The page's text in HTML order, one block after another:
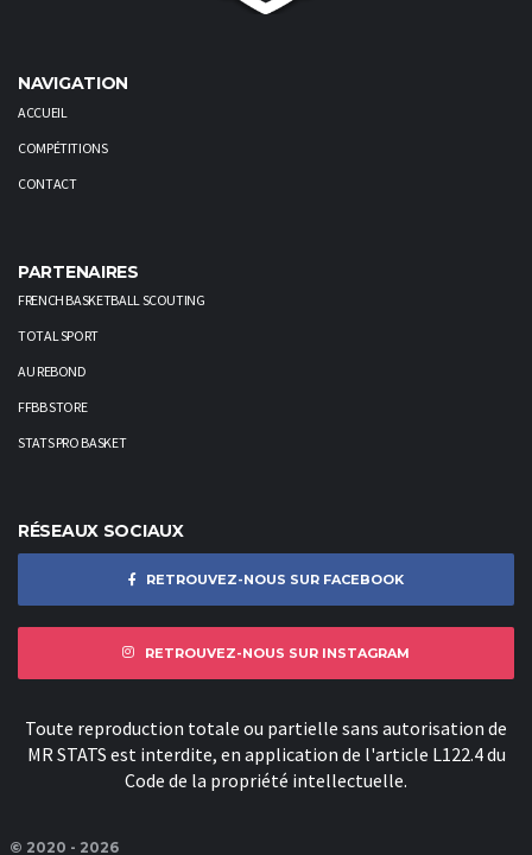
NAVIGATION
ACCUEIL
COMPÉTITIONS
CONTACT
PARTENAIRES
FRENCH BASKETBALL SCOUTING
TOTAL SPORT
AU REBOND
FFBB STORE
STATS PRO BASKET
RÉSEAUX SOCIAUX
RETROUVEZ-NOUS SUR FACEBOOK
RETROUVEZ-NOUS SUR INSTAGRAM
Toute reproduction totale ou partielle sans autorisation de
MR STATS est interdite, en application de l'article L122.4 du
Code de la propriété intellectuelle.
© 2020 - 2026